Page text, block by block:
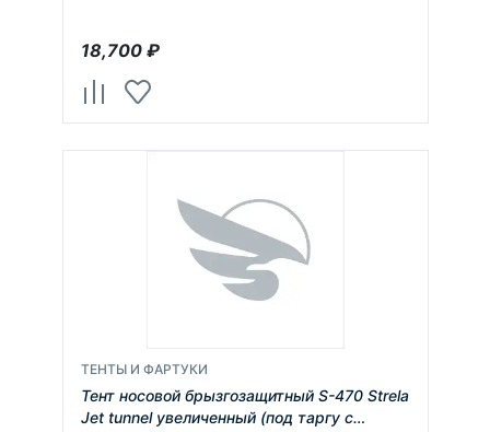
18,700₽
ТЕНТЫ И ФАРТУКИ
Тент носовой брызгозащитный S-470 Strela
Jet tunnel увеличенный (под таргу с